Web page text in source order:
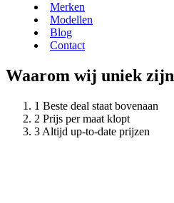
Merken
Modellen
Blog
Contact
Waarom wij uniek zijn
Beste deal staat bovenaan
Prijs per maat klopt
Altijd up-to-date prijzen